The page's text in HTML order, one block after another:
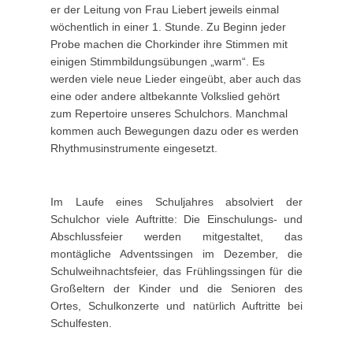
m
i
n
er der Leitung von Frau Liebert jeweils einmal
wöchentlich in einer 1. Stunde. Zu Beginn jeder
Probe machen die Chorkinder ihre Stimmen mit
einigen Stimmbildungsübungen „warm“. Es
werden viele neue Lieder eingeübt, aber auch das
eine oder andere altbekannte Volkslied gehört
zum Repertoire unseres Schulchors. Manchmal
kommen auch Bewegungen dazu oder es werden
Rhythmusinstrumente eingesetzt.
Im Laufe eines Schuljahres absolviert der
Schulchor viele Auftritte: Die Einschulungs- und
Abschlussfeier werden mitgestaltet, das
montägliche Adventssingen im Dezember, die
Schulweihnachtsfeier, das Frühlingssingen für die
Großeltern der Kinder und die Senioren des
Ortes, Schulkonzerte und natürlich Auftritte bei
Schulfesten.